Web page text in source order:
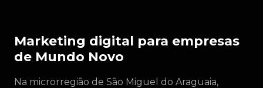
Marketing digital para empresas
de Mundo Novo
Na microrregião de São Miguel do Araguaia,